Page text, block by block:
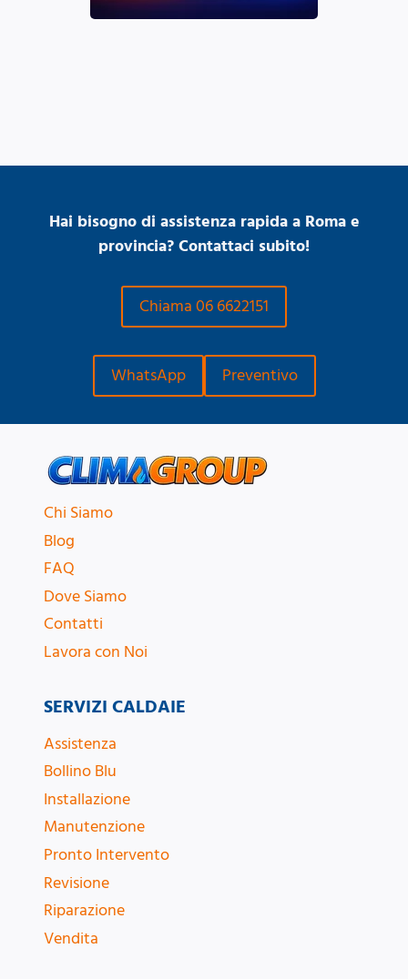
Hai bisogno di assistenza rapida a Roma e
provincia? Contattaci subito!
Chiama 06 6622151
WhatsApp Preventivo
Chi Siamo
Blog
FAQ
Dove Siamo
Contatti
Lavora con Noi
SERVIZI CALDAIE
Assistenza
Bollino Blu
Installazione
Manutenzione
Pronto Intervento
Revisione
Riparazione
Vendita